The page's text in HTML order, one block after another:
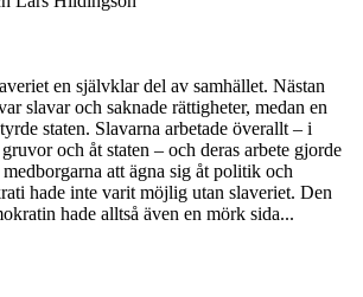
en självklar del av samhället. Nästan
slavar och saknade rättigheter, medan en
staten. Slavarna arbetade överallt – i
och åt staten – och deras arbete gjorde
att ägna sig åt politik och
hade inte varit möjlig utan slaveriet. Den
hade alltså även en mörk sida...